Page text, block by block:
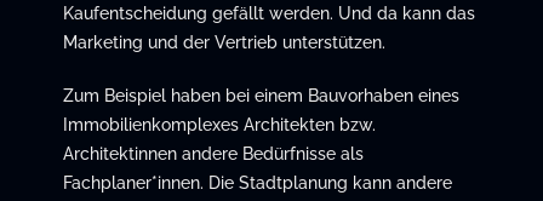
Kaufentscheidung gefällt werden. Und da kann das
Marketing und der Vertrieb unterstützen.
Zum Beispiel haben bei einem Bauvorhaben eines
Immobilienkomplexes Architekten bzw.
Architektinnen andere Bedürfnisse als
Fachplaner*innen. Die Stadtplanung kann andere